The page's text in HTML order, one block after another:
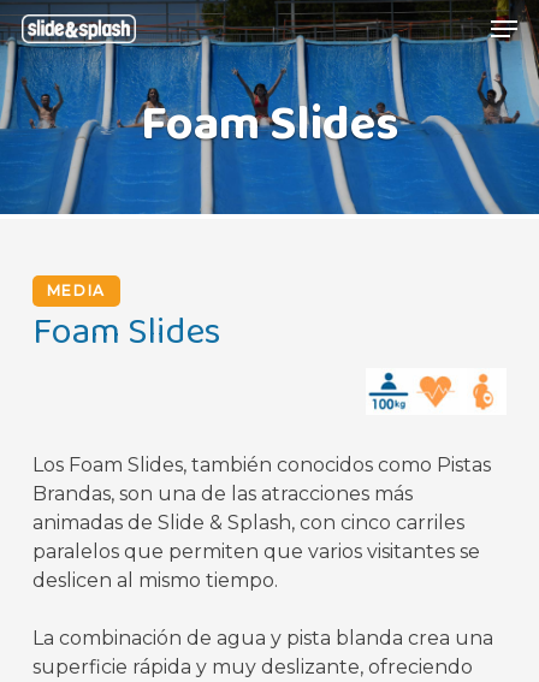
Skip
to
main
content
Foam Slides
MEDIA
Foam Slides
Los Foam Slides, también conocidos como Pistas
Brandas, son una de las atracciones más
animadas de Slide & Splash, con cinco carriles
paralelos que permiten que varios visitantes se
deslicen al mismo tiempo.
La combinación de agua y pista blanda crea una
superficie rápida y muy deslizante, ofreciendo
Menu